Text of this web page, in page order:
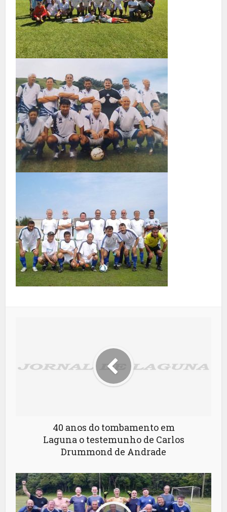
40 anos do tombamento em
Laguna o testemunho de Carlos
Drummond de Andrade